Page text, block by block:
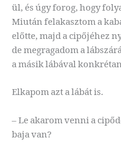
ül, és úgy forog, hogy
Miután felakasztom a
előtte, majd a cipőjéhez
de megragadom a
a másik lábával
Elkapom azt a lábát is.
– Le akarom venni a
baja van?